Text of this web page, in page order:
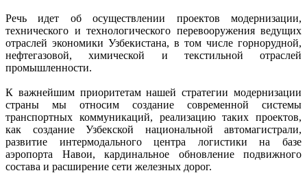
Речь идет об осуществлении проектов модернизации,
технического и технологического перевооружения ведущих
отраслей экономики Узбекистана, в том числе горнорудной,
нефтегазовой, химической и текстильной отраслей
промышленности.
К важнейшим приоритетам нашей стратегии модернизации
страны мы относим создание современной системы
транспортных коммуникаций, реализацию таких проектов,
как создание Узбекской национальной автомагистрали,
развитие интермодального центра логистики на базе
аэропорта Навои, кардинальное обновление подвижного
состава и расширение сети железных дорог.